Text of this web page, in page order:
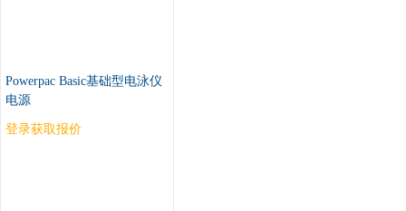
Powerpac Basic基础型电泳仪
电源
登录获取报价